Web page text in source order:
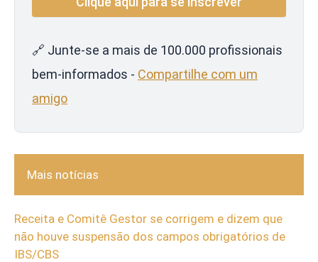
🔗 Junte-se a mais de 100.000 profissionais
bem-informados - Compartilhe com um
amigo
Mais notícias
Receita e Comitê Gestor se corrigem e dizem que
não houve suspensão dos campos obrigatórios de
IBS/CBS